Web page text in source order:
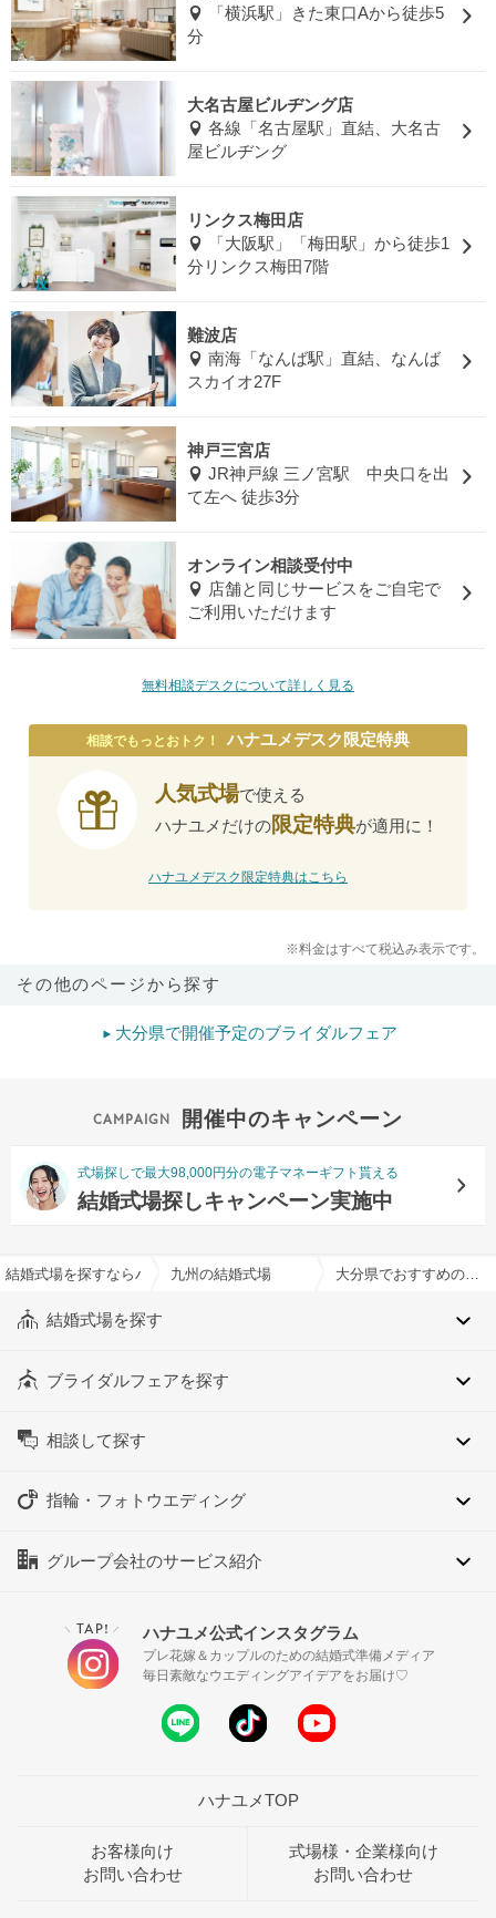
「横浜駅」きた東口Aから徒歩5
分
大名古屋ビルヂング店
各線「名古屋駅」直結、大名古
屋ビルヂング
リンクス梅田店
「大阪駅」「梅田駅」から徒歩1
分リンクス梅田7階
難波店
南海「なんば駅」直結、なんば
スカイオ27F
神戸三宮店
JR神戸線 三ノ宮駅 中央口を出
て左へ 徒歩3分
オンライン相談受付中
店舗と同じサービスをご自宅で
ご利用いただけます
無料相談デスクについて詳しく見る
相談でもっとおトク！ ハナユメデスク限定特典
人気式場で使える
ハナユメだけの限定特典が適用に！
ハナユメデスク限定特典はこちら
※料金はすべて税込み表示です。
その他のページから探す
大分県で開催予定のブライダルフェア
開催中のキャンペーン
式場探しで最大98,000円分の電子マネーギフト貰える
結婚式場探しキャンペーン実施中
結婚式場を探すならハナユメ九州の結婚式場 大分県でおすすめの結婚式場・挙式会場一覧
結婚式場を探す
ブライダルフェアを探す
相談して探す
指輪・フォトウエディング
グループ会社のサービス紹介
＼ TAP! ／ ハナユメ公式インスタグラム
プレ花嫁＆カップルのための結婚式準備メディア
毎日素敵なウエディングアイデアをお届け♡
ハナユメTOP
お客様向け
お問い合わせ
式場様・企業様向け
お問い合わせ